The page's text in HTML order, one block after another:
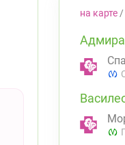
на карте /